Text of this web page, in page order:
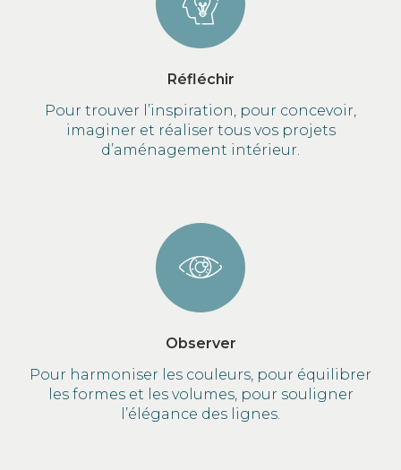
Réfléchir
Pour trouver l’inspiration, pour concevoir,
imaginer et réaliser tous vos projets
d’aménagement intérieur.
Observer
Pour harmoniser les couleurs, pour équilibrer
les formes et les volumes, pour souligner
l’élégance des lignes.